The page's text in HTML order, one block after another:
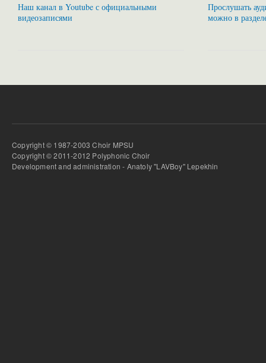
Наш канал в Youtube с официальными
видеозаписями
Прослушать
можно в
Copyright © 1987-2003 Choir MPSU
Copyright © 2011-2012 Polyphonic Choir
Development and administration - Anatoly "LAVBoy" Lepekhin